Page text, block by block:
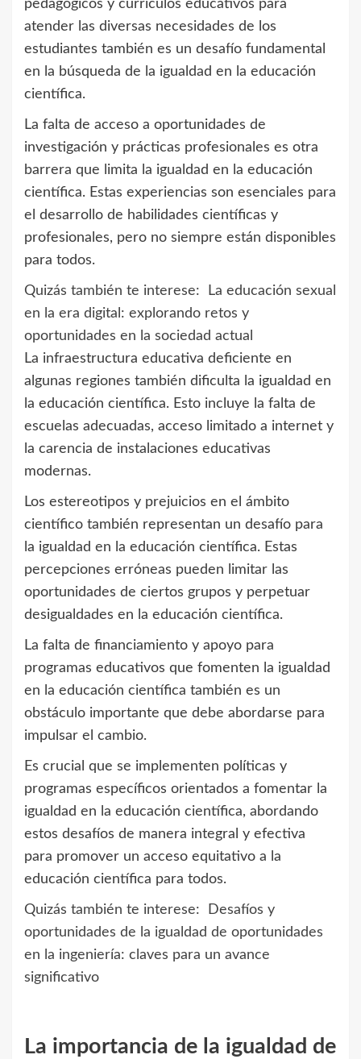
pedagógicos y currículos educativos para
atender las diversas necesidades de los
estudiantes también es un desafío fundamental
en la búsqueda de la igualdad en la educación
científica.
La falta de acceso a oportunidades de
investigación y prácticas profesionales es otra
barrera que limita la igualdad en la educación
científica. Estas experiencias son esenciales para
el desarrollo de habilidades científicas y
profesionales, pero no siempre están disponibles
para todos.
Quizás también te interese:
La educación sexual
en la era digital: explorando retos y
oportunidades en la sociedad actual
La infraestructura educativa deficiente en
algunas regiones también dificulta la igualdad en
la educación científica. Esto incluye la falta de
escuelas adecuadas, acceso limitado a internet y
la carencia de instalaciones educativas
modernas.
Los estereotipos y prejuicios en el ámbito
científico también representan un desafío para
la igualdad en la educación científica. Estas
percepciones erróneas pueden limitar las
oportunidades de ciertos grupos y perpetuar
desigualdades en la educación científica.
La falta de financiamiento y apoyo para
programas educativos que fomenten la igualdad
en la educación científica también es un
obstáculo importante que debe abordarse para
impulsar el cambio.
Es crucial que se implementen políticas y
programas específicos orientados a fomentar la
igualdad en la educación científica, abordando
estos desafíos de manera integral y efectiva
para promover un acceso equitativo a la
educación científica para todos.
Quizás también te interese:
Desafíos y
oportunidades de la igualdad de oportunidades
en la ingeniería: claves para un avance
significativo
La importancia de la igualdad de